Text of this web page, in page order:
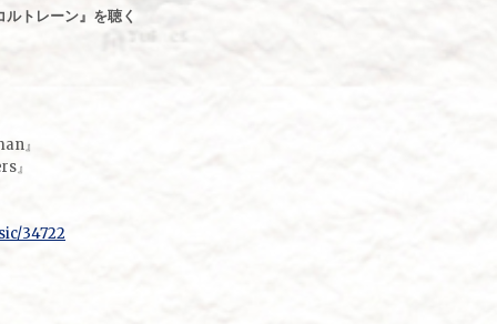
トレーン』を聴く
』
』
34722